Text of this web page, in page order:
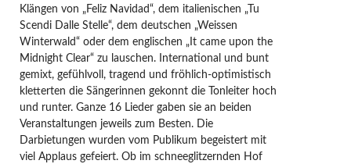
Klängen von „Feliz Navidad“, dem italienischen „Tu
Scendi Dalle Stelle“, dem deutschen „Weissen
Winterwald“ oder dem englischen „It came upon the
Midnight Clear“ zu lauschen. International und bunt
gemixt, gefühlvoll, tragend und fröhlich-optimistisch
kletterten die Sängerinnen gekonnt die Tonleiter hoch
und runter. Ganze 16 Lieder gaben sie an beiden
Veranstaltungen jeweils zum Besten. Die
Darbietungen wurden vom Publikum begeistert mit
viel Applaus gefeiert. Ob im schneeglitzernden Hof